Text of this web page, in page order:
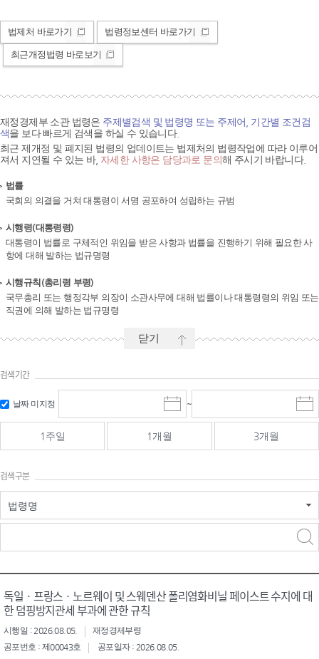
법제처 바로가기 법령정보센터 바로가기
최근개정법령 바로보기
재정경제부 소관 법령은 주제별검색 및 법령명 또는 주제어, 기간별 조건검
색을 보다 빠르게 검색을 하실 수 있습니다.
최근 제개정 및 폐지된 법령의 업데이트는 법제처의 법령작업에 따라 이루어
져서 지연될 수 있는 바, 자세한 사항은 담당과로 문의해 주시기 바랍니다.
법률
국회의 의결을 거쳐 대통령이 서명 공포하여 성립하는 규범
시행령(대통령령)
대통령이 법률로 구체적인 위임을 받은 사항과 법률을 진행하기 위해 필요한 사
항에 대해 발하는 법규명령
시행규칙(총리령 부령)
국무총리 또는 행정각부 의장이 소관사무에 대해 법률이나 대통령령의 위임 또는
직권에 의해 발하는 법규명령
닫기
검색기간
날짜 미지정
시
작
일
선
~
마
감
선
1주일 1개월 3개월
검색구분
법령명
독일ㆍ프랑스ㆍ노르웨이 및 스웨덴산 폴리염화비닐 페이스트 수지에 대
한 덤핑방지관세 부과에 관한 규칙
시행일 : 2026.08.05.
재정경제부령
공포번호 : 제00043호
공포일자 : 2026.08.05.